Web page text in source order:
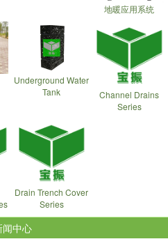
地暖应用系统
Underground Water
Tank
Channel Drains
Series
Drain Trench Cover
Series
闻中心